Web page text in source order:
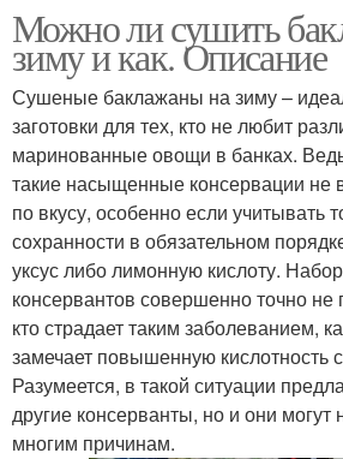
Можно ли сушить
зиму и как. Описание
Сушеные баклажаны на зиму –
заготовки для тех, кто не любит
маринованные овощи в банках.
такие насыщенные консервации не
по вкусу, особенно если учитывать
сохранности в обязательном
уксус либо лимонную кислоту.
консервантов совершенно точно не
кто страдает таким заболеванием,
замечает повышенную кислотность
Разумеется, в такой ситуации
другие консерванты, но и они могут
многим причинам.